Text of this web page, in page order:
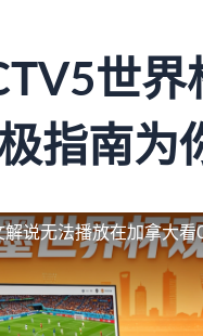
世
指南为
解说无法播放在加拿大看